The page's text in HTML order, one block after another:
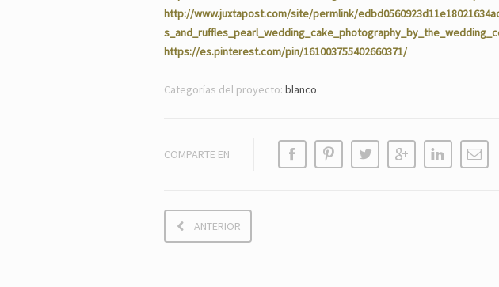
http://www.juxtapost.com/site/permlink/
https://es.pinterest.com/pin/161003755402660371/
Categorías del proyecto: blanco
COMPARTE EN
ANTERIOR